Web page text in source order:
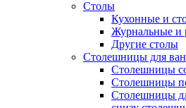
Столы
Кухонные и
Журнальные и
Другие столы
Столешницы для
Столешницы
Столешницы
Столешницы